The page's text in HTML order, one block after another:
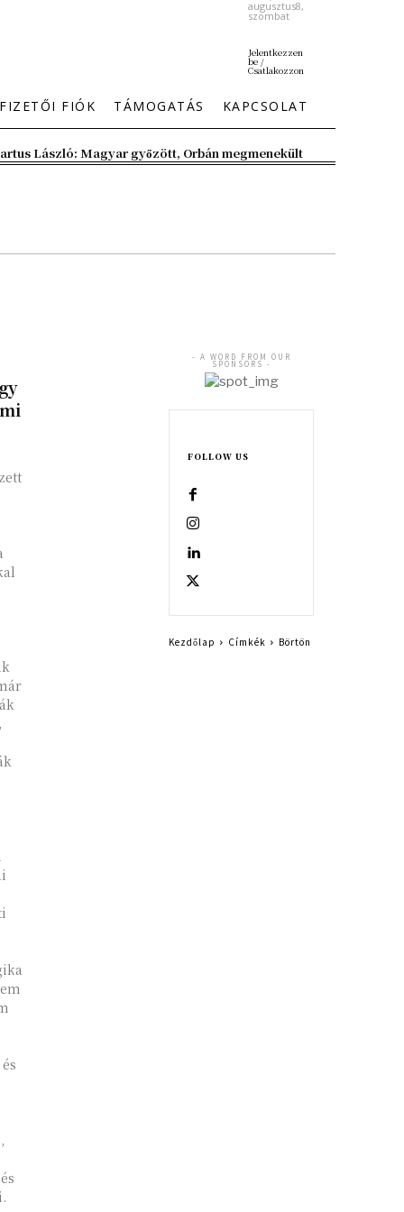
augusztus8,
szombat
Jelentkezzen
be /
Csatlakozzon
FIÓK TÁMOGATÁS KAPCSOLAT
László: Magyar győzött, Orbán megmenekült
- A WORD FROM OUR
SPONSORS -
FOLLOW US
Kezdőlap Címkék Börtön